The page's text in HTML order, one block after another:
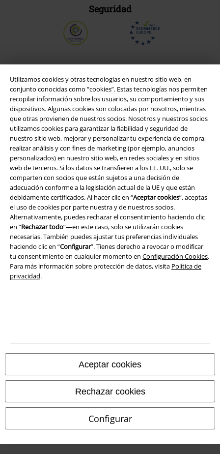
Utilizamos cookies y otras tecnologías en nuestro sitio web, en
conjunto conocidas como “cookies”. Estas tecnologías nos permiten
recopilar información sobre los usuarios, su comportamiento y sus
dispositivos. Algunas cookies son colocadas por nosotros, mientras
que otras provienen de nuestros socios. Nosotros y nuestros socios
utilizamos cookies para garantizar la fiabilidad y seguridad de
nuestro sitio web, mejorar y personalizar tu experiencia de compra,
realizar análisis y con fines de marketing (por ejemplo, anuncios
personalizados) en nuestro sitio web, en redes sociales y en sitios
web de terceros. Si los datos se transfieren a los EE. UU., solo se
comparten con socios que están sujetos a una decisión de
adecuación conforme a la legislación actual de la UE y que están
debidamente certificados. Al hacer clic en “Aceptar cookies”, aceptas
el uso de cookies por parte nuestra y de nuestros socios.
Alternativamente, puedes rechazar el consentimiento haciendo clic
en “Rechazar todo”—en este caso, solo se utilizarán cookies
necesarias. También puedes ajustar tus preferencias individuales
haciendo clic en “Configurar”. Tienes derecho a revocar o modificar
tu consentimiento en cualquier momento en Configuración Cookies.
Para más información sobre protección de datos, visita Política de
privacidad.
Aceptar cookies
Rechazar cookies
Configurar
Seguridad
Legal
Términos y Condiciones
Aviso Legal
Ley protección de datos
Eliminación de residuos y protección del medioambiente
Declaración de Conformidad
Información sobre accesibilidad
© 1986-2026 E.M.P. Merchandising HGmbH
Tiendas EMP online